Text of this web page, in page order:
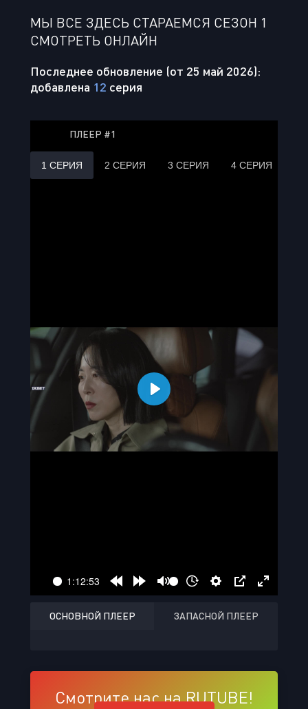
МЫ ВСЕ ЗДЕСЬ СТАРАЕМСЯ СЕЗОН 1
СМОТРЕТЬ ОНЛАЙН
Последнее обновление (от 25 май 2026):
добавлена 12 серия
ПЛЕЕР #1
ОСНОВНОЙ ПЛЕЕР ЗАПАСНОЙ ПЛЕЕР
Смотрите нас на RUTUBE!